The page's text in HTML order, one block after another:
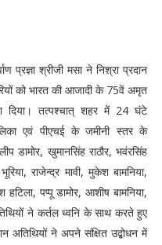
प्रज्ञा श्रीजी मसा ने निश्रा प्रदान
को भारत की आजादी के 75वें अमृत
दिया। तत्पश्चात् शहर में 24 घंटे
एवं पीएचई के जमीनी स्तर के
डामोर, खुमानसिंह राठौर, भवंरसिंह
राजेन्द्र मावी, मुकेश बामनिया,
पप्पू डामोर, आशीष बामनिया,
ने कर्तल ध्वनि के साथ करते हुए
अतिथियों ने अपने संक्षित उद्बोधन में